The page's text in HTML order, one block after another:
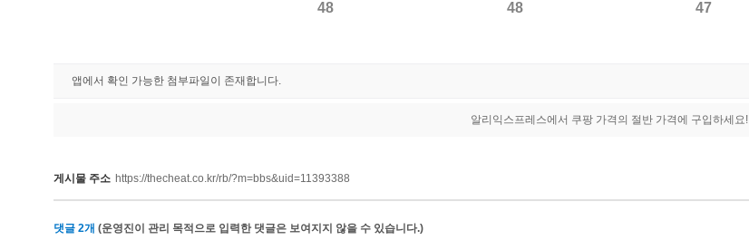
48 48 47
앱에서 확인 가능한 첨부파일이 존재합니다.
알리익스프레스에서 쿠팡 가격의 절반 가격에 구입하세요!
게시물 주소 https://thecheat.co.kr/rb/?m=bbs&uid=11393388
댓글 2개 (운영진이 관리 목적으로 입력한 댓글은 보여지지 않을 수 있습니다.)